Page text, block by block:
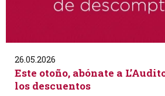
26.05.2026
Este otoño, abónate a
los descuentos